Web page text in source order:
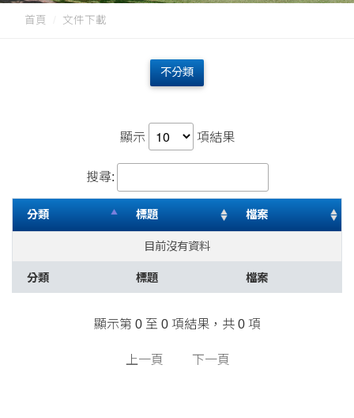
首頁 文件下載
不分類
顯示 項結果
搜尋:
分類 標題 檔案
目前沒有資料
分類 標題 檔案
顯示第 0 至 0 項結果，共 0 項
上一頁 下一頁